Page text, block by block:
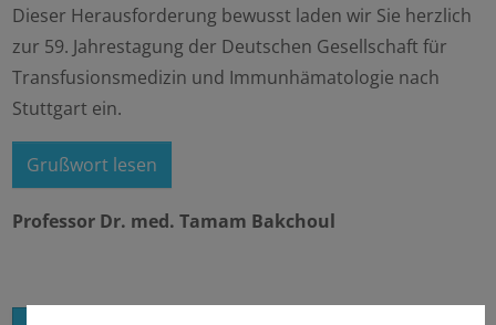
Dieser Herausforderung bewusst laden wir Sie herzlich
zur 59. Jahrestagung der Deutschen Gesellschaft für
Transfusionsmedizin und Immunhämatologie nach
Stuttgart ein.
Grußwort lesen
Professor Dr. med. Tamam Bakchoul